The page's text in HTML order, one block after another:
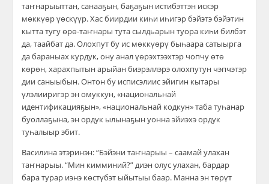
таҥнарыыттан, санааҕын, баҕаҕын истибэттэн искэр
мөккүөр үөскүүр. Хас биирдии киһи иһигэр бэйэтэ бэйэтин
кытта тугу өрө-таҥнары тута сылдьарын туора киһи билбэт
да, таайбат да. Олохпут бу ис мөккүөрү быһаара сатыырга
да бараныах курдук, ону анал үөрэхтээхтэр чопчу өтө
көрөн, харахпытын арыйан биэрэллэрэ олохпутун чэпчэтэр
дии саныыбын. Онтон бу исписэлиис эйигин кытары
үлэлииригэр эн омуккун, «национальнай
идентификацияҕын», «национальнай кодкун» таба туһанар
буоллаҕына, эн ордук ылынаҕын уонна эйиэхэ ордук
туһалыыр эбит.
Василина этэринэн: “Бэйэни таҥнарыы – саамай улахан
таҥнарыы. “Мин кимминий?” диэн олус улахан, бардар
бара турар иэнэ көстүбэт ыйытыы баар. Манна эн төрүт